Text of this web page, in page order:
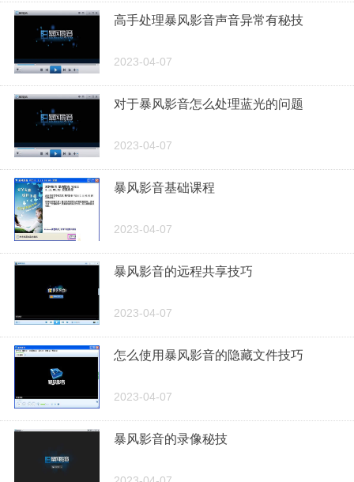
高手处理暴风影音声音异常有秘技
2023-04-07
对于暴风影音怎么处理蓝光的问题
2023-04-07
暴风影音基础课程
2023-04-07
暴风影音的远程共享技巧
2023-04-07
怎么使用暴风影音的隐藏文件技巧
2023-04-07
暴风影音的录像秘技